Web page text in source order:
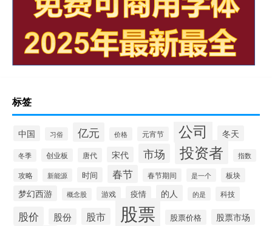
标签
中国 习俗 亿元 价格 元宵节 公司 冬天
冬季 创业板 唐代 宋代 市场 投资者 指数
攻略 新能源 时间 春节 春节期间 是一个 板块
梦幻西游 概念股 游戏 疫情 的人 的是 科技
股价 股份 股市 股票 股票价格 股票市场